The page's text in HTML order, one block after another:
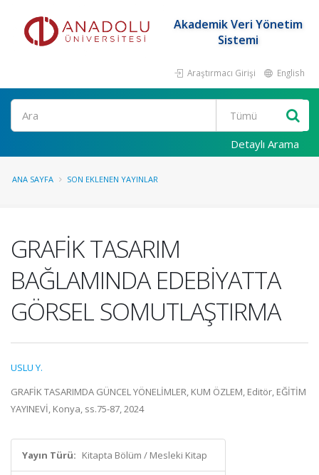
Akademik Veri Yönetim
Sistemi
Araştırmacı Girişi English
Ara
Detaylı Arama
ANA SAYFA SON EKLENEN YAYINLAR
GRAFİK TASARIM
BAĞLAMINDA EDEBİYATTA
GÖRSEL SOMUTLAŞTIRMA
USLU Y.
GRAFİK TASARIMDA GÜNCEL YÖNELİMLER, KUM ÖZLEM, Editör, EĞİTİM
YAYINEVİ, Konya, ss.75-87, 2024
Yayın Türü: Kitapta Bölüm / Mesleki Kitap